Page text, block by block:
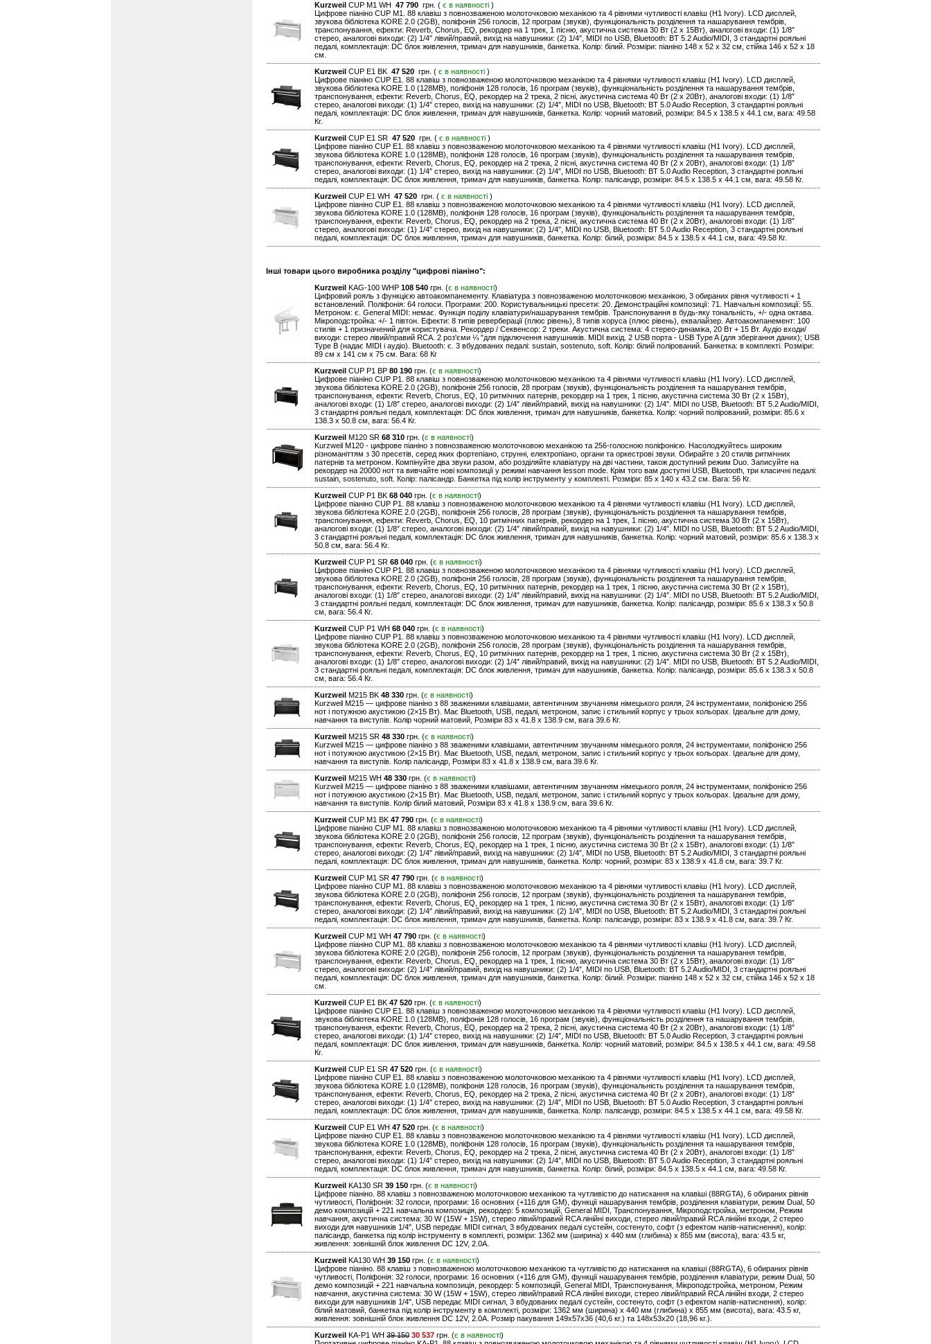
Kurzweil CUP M1 WH 47 790 грн. ( є в наявності )
Цифрове піаніно CUP M1. 88 клавіш з повнозваженою молоточковою механікою та 4 рівнями чутливості клавіш (H1 Ivory). LCD дисплей,
звукова бібліотека KORE 2.0 (2GB), поліфонія 256 голосів, 12 програм (звуків), функціональність розділення та нашарування тембрів,
транспонування, ефекти: Reverb, Chorus, EQ, рекордер на 1 трек, 1 пісню, акустична система 30 Вт (2 x 15Вт), аналогові входи: (1) 1/8″
стерео, аналогові виходи: (2) 1/4″ лівий/правий, вихід на навушники: (2) 1/4″, MIDI по USB, Bluetooth: BT 5.2 Audio/MIDI, 3 стандартні рояльні
педалі, комплектація: DC блок живлення, тримач для навушників, банкетка. Колір: білий. Розміри: піаніно 148 x 52 x 32 см, стійка 146 x 52 x 18
см.
Kurzweil CUP E1 BK 47 520 грн. ( є в наявності )
Цифрове піаніно CUP E1. 88 клавіш з повнозваженою молоточковою механікою та 4 рівнями чутливості клавіш (H1 Ivory). LCD дисплей,
звукова бібліотека KORE 1.0 (128MB), поліфонія 128 голосів, 16 програм (звуків), функціональність розділення та нашарування тембрів,
транспонування, ефекти: Reverb, Chorus, EQ, рекордер на 2 трека, 2 пісні, акустична система 40 Вт (2 x 20Вт), аналогові входи: (1) 1/8″
стерео, аналогові виходи: (1) 1/4″ стерео, вихід на навушники: (2) 1/4″, MIDI по USB, Bluetooth: BT 5.0 Audio Reception, 3 стандартні рояльні
педалі, комплектація: DC блок живлення, тримач для навушників, банкетка. Колір: чорний матовий, розміри: 84.5 х 138.5 х 44.1 см, вага: 49.58
Кг.
Kurzweil CUP E1 SR 47 520 грн. ( є в наявності )
Цифрове піаніно CUP E1. 88 клавіш з повнозваженою молоточковою механікою та 4 рівнями чутливості клавіш (H1 Ivory). LCD дисплей,
звукова бібліотека KORE 1.0 (128MB), поліфонія 128 голосів, 16 програм (звуків), функціональність розділення та нашарування тембрів,
транспонування, ефекти: Reverb, Chorus, EQ, рекордер на 2 трека, 2 пісні, акустична система 40 Вт (2 x 20Вт), аналогові входи: (1) 1/8″
стерео, аналогові виходи: (1) 1/4″ стерео, вихід на навушники: (2) 1/4″, MIDI по USB, Bluetooth: BT 5.0 Audio Reception, 3 стандартні рояльні
педалі, комплектація: DC блок живлення, тримач для навушників, банкетка. Колір: палісандр, розміри: 84.5 х 138.5 х 44.1 см, вага: 49.58 Кг.
Kurzweil CUP E1 WH 47 520 грн. ( є в наявності )
Цифрове піаніно CUP E1. 88 клавіш з повнозваженою молоточковою механікою та 4 рівнями чутливості клавіш (H1 Ivory). LCD дисплей,
звукова бібліотека KORE 1.0 (128MB), поліфонія 128 голосів, 16 програм (звуків), функціональність розділення та нашарування тембрів,
транспонування, ефекти: Reverb, Chorus, EQ, рекордер на 2 трека, 2 пісні, акустична система 40 Вт (2 x 20Вт), аналогові входи: (1) 1/8″
стерео, аналогові виходи: (1) 1/4″ стерео, вихід на навушники: (2) 1/4″, MIDI по USB, Bluetooth: BT 5.0 Audio Reception, 3 стандартні рояльні
педалі, комплектація: DC блок живлення, тримач для навушників, банкетка. Колір: білий, розміри: 84.5 х 138.5 х 44.1 см, вага: 49.58 Кг.
Інші товари цього виробника розділу "цифрові піаніно":
Kurzweil
KAG-100 WHP 108 540 грн. (є в наявності)
Цифровий рояль з функцією автоакомпанементу. Клавіатура з повнозваженою молоточковою механікою, 3 обираних рівня чутливості + 1
встановлений. Поліфонія: 64 голоси. Програми: 200. Користувальницькі пресети: 20. Демонстраційні композиції: 71. Навчальні композиції: 55.
Метроном: є. General MIDI: немає. Функція поділу клавіатури/нашарування тембрів. Транспонування в будь-яку тональність, +/- одна октава.
Мікроподстройка: +/- 1 півтон. Ефекти: 8 типів реверберації (плюс рівень), 8 типів хоруса (плюс рівень), еквалайзер. Автоакомпанемент: 100
стилів + 1 призначений для користувача. Рекордер / Секвенсор: 2 треки. Акустична система: 4 стерео-динаміка, 20 Вт + 15 Вт. Аудіо входи/
виходи: стерео лівий/правий RCA. 2 роз'єми ¼ "для підключення навушників. MIDI вихід. 2 USB порта - USB Type A (для зберігання даних); USB
Type B (надає MIDI і аудіо). Bluetooth: є. 3 вбудованих педалі: sustain, sostenuto, soft. Колір: білий полірований. Банкетка: в комплекті. Розміри:
89 см x 141 см x 75 см. Вага: 68 Кг
Kurzweil CUP P1 BP 80 190 грн. (є в наявності)
Цифрове піаніно CUP P1. 88 клавіш з повнозваженою молоточковою механікою та 4 рівнями чутливості клавіш (H1 Ivory). LCD дисплей,
звукова бібліотека KORE 2.0 (2GB), поліфонія 256 голосів, 28 програм (звуків), функціональність розділення та нашарування тембрів,
транспонування, ефекти: Reverb, Chorus, EQ, 10 ритмічних патернів, рекордер на 1 трек, 1 пісню, акустична система 30 Вт (2 x 15Вт),
аналогові входи: (1) 1/8″ стерео, аналогові виходи: (2) 1/4″ лівий/правий, вихід на навушники: (2) 1/4″. MIDI по USB, Bluetooth: BT 5.2 Audio/MIDI,
3 стандартні рояльні педалі, комплектація: DC блок живлення, тримач для навушників, банкетка. Колір: чорний полірований, розміри: 85.6 х
138.3 х 50.8 см, вага: 56.4 Кг.
Kurzweil M120 SR 68 310 грн. (є в наявності)
Kurzweil M120 - цифрове піаніно з повнозваженою молоточковою механікою та 256-голосною поліфонією. Насолоджуйтесь широким
різноманіттям з 30 пресетів, серед яких фортепіано, струнні, електропіано, органи та оркестрові звуки. Обирайте з 20 стилів ритмічних
патернів та метроном. Компінуйте два звуки разом, або розділяйте клавіатуру на дві частини, також доступний режим Duo. Записуйте на
рекордер на 20000 нот та вивчайте нові композиції у режимі навчання lesson mode. Крім того вам доступні USB, Bluetooth, три класичні педалі:
sustain, sostenuto, soft. Колір: палісандр. Банкетка під колір інструменту у комплекті. Розміри: 85 х 140 x 43.2 см. Вага: 56 Кг.
Kurzweil CUP P1 BK 68 040 грн. (є в наявності)
Цифрове піаніно CUP P1. 88 клавіш з повнозваженою молоточковою механікою та 4 рівнями чутливості клавіш (H1 Ivory). LCD дисплей,
звукова бібліотека KORE 2.0 (2GB), поліфонія 256 голосів, 28 програм (звуків), функціональність розділення та нашарування тембрів,
транспонування, ефекти: Reverb, Chorus, EQ, 10 ритмічних патернів, рекордер на 1 трек, 1 пісню, акустична система 30 Вт (2 x 15Вт),
аналогові входи: (1) 1/8″ стерео, аналогові виходи: (2) 1/4″ лівий/правий, вихід на навушники: (2) 1/4″. MIDI по USB, Bluetooth: BT 5.2 Audio/MIDI,
3 стандартні рояльні педалі, комплектація: DC блок живлення, тримач для навушників, банкетка. Колір: чорний матовий, розміри: 85.6 х 138.3 х
50.8 см, вага: 56.4 Кг.
Kurzweil CUP P1 SR 68 040 грн. (є в наявності)
Цифрове піаніно CUP P1. 88 клавіш з повнозваженою молоточковою механікою та 4 рівнями чутливості клавіш (H1 Ivory). LCD дисплей,
звукова бібліотека KORE 2.0 (2GB), поліфонія 256 голосів, 28 програм (звуків), функціональність розділення та нашарування тембрів,
транспонування, ефекти: Reverb, Chorus, EQ, 10 ритмічних патернів, рекордер на 1 трек, 1 пісню, акустична система 30 Вт (2 x 15Вт),
аналогові входи: (1) 1/8″ стерео, аналогові виходи: (2) 1/4″ лівий/правий, вихід на навушники: (2) 1/4″. MIDI по USB, Bluetooth: BT 5.2 Audio/MIDI,
3 стандартні рояльні педалі, комплектація: DC блок живлення, тримач для навушників, банкетка. Колір: палісандр, розміри: 85.6 х 138.3 х 50.8
см, вага: 56.4 Кг.
Kurzweil CUP P1 WH 68 040 грн. (є в наявності)
Цифрове піаніно CUP P1. 88 клавіш з повнозваженою молоточковою механікою та 4 рівнями чутливості клавіш (H1 Ivory). LCD дисплей,
звукова бібліотека KORE 2.0 (2GB), поліфонія 256 голосів, 28 програм (звуків), функціональність розділення та нашарування тембрів,
транспонування, ефекти: Reverb, Chorus, EQ, 10 ритмічних патернів, рекордер на 1 трек, 1 пісню, акустична система 30 Вт (2 x 15Вт),
аналогові входи: (1) 1/8″ стерео, аналогові виходи: (2) 1/4″ лівий/правий, вихід на навушники: (2) 1/4″. MIDI по USB, Bluetooth: BT 5.2 Audio/MIDI,
3 стандартні рояльні педалі, комплектація: DC блок живлення, тримач для навушників, банкетка. Колір: палісандр, розміри: 85.6 х 138.3 х 50.8
см, вага: 56.4 Кг.
Kurzweil M215 BK 48 330 грн. (є в наявності)
Kurzweil M215 — цифрове піаніно з 88 зваженими клавішами, автентичним звучанням німецького рояля, 24 інструментами, поліфонією 256
нот і потужною акустикою (2×15 Вт). Має Bluetooth, USB, педалі, метроном, запис і стильний корпус у трьох кольорах. Ідеальне для дому,
навчання та виступів. Колір чорний матовий, Розміри 83 х 41.8 х 138.9 см, вага 39.6 Кг.
Kurzweil M215 SR 48 330 грн. (є в наявності)
Kurzweil M215 — цифрове піаніно з 88 зваженими клавішами, автентичним звучанням німецького рояля, 24 інструментами, поліфонією 256
нот і потужною акустикою (2×15 Вт). Має Bluetooth, USB, педалі, метроном, запис і стильний корпус у трьох кольорах. Ідеальне для дому,
навчання та виступів. Колір палісандр, Розміри 83 х 41.8 х 138.9 см, вага 39.6 Кг.
Kurzweil M215 WH 48 330 грн. (є в наявності)
Kurzweil M215 — цифрове піаніно з 88 зваженими клавішами, автентичним звучанням німецького рояля, 24 інструментами, поліфонією 256
нот і потужною акустикою (2×15 Вт). Має Bluetooth, USB, педалі, метроном, запис і стильний корпус у трьох кольорах. Ідеальне для дому,
навчання та виступів. Колір білий матовий, Розміри 83 х 41.8 х 138.9 см, вага 39.6 Кг.
Kurzweil CUP M1 BK 47 790 грн. (є в наявності)
Цифрове піаніно CUP M1. 88 клавіш з повнозваженою молоточковою механікою та 4 рівнями чутливості клавіш (H1 Ivory). LCD дисплей,
звукова бібліотека KORE 2.0 (2GB), поліфонія 256 голосів, 12 програм (звуків), функціональність розділення та нашарування тембрів,
транспонування, ефекти: Reverb, Chorus, EQ, рекордер на 1 трек, 1 пісню, акустична система 30 Вт (2 x 15Вт), аналогові входи: (1) 1/8″
стерео, аналогові виходи: (2) 1/4″ лівий/правий, вихід на навушники: (2) 1/4″, MIDI по USB, Bluetooth: BT 5.2 Audio/MIDI, 3 стандартні рояльні
педалі, комплектація: DC блок живлення, тримач для навушників, банкетка. Колір: чорний, розміри: 83 х 138.9 х 41.8 см, вага: 39.7 Кг.
Kurzweil CUP M1 SR 47 790 грн. (є в наявності)
Цифрове піаніно CUP M1. 88 клавіш з повнозваженою молоточковою механікою та 4 рівнями чутливості клавіш (H1 Ivory). LCD дисплей,
звукова бібліотека KORE 2.0 (2GB), поліфонія 256 голосів, 12 програм (звуків), функціональність розділення та нашарування тембрів,
транспонування, ефекти: Reverb, Chorus, EQ, рекордер на 1 трек, 1 пісню, акустична система 30 Вт (2 x 15Вт), аналогові входи: (1) 1/8″
стерео, аналогові виходи: (2) 1/4″ лівий/правий, вихід на навушники: (2) 1/4″, MIDI по USB, Bluetooth: BT 5.2 Audio/MIDI, 3 стандартні рояльні
педалі, комплектація: DC блок живлення, тримач для навушників, банкетка. Колір: палісандр, розміри: 83 х 138.9 х 41.8 см, вага: 39.7 Кг.
Kurzweil CUP M1 WH 47 790 грн. (є в наявності)
Цифрове піаніно CUP M1. 88 клавіш з повнозваженою молоточковою механікою та 4 рівнями чутливості клавіш (H1 Ivory). LCD дисплей,
звукова бібліотека KORE 2.0 (2GB), поліфонія 256 голосів, 12 програм (звуків), функціональність розділення та нашарування тембрів,
транспонування, ефекти: Reverb, Chorus, EQ, рекордер на 1 трек, 1 пісню, акустична система 30 Вт (2 x 15Вт), аналогові входи: (1) 1/8″
стерео, аналогові виходи: (2) 1/4″ лівий/правий, вихід на навушники: (2) 1/4″, MIDI по USB, Bluetooth: BT 5.2 Audio/MIDI, 3 стандартні рояльні
педалі, комплектація: DC блок живлення, тримач для навушників, банкетка. Колір: білий. Розміри: піаніно 148 x 52 x 32 см, стійка 146 x 52 x 18
см.
Kurzweil CUP E1 BK 47 520 грн. (є в наявності)
Цифрове піаніно CUP E1. 88 клавіш з повнозваженою молоточковою механікою та 4 рівнями чутливості клавіш (H1 Ivory). LCD дисплей,
звукова бібліотека KORE 1.0 (128MB), поліфонія 128 голосів, 16 програм (звуків), функціональність розділення та нашарування тембрів,
транспонування, ефекти: Reverb, Chorus, EQ, рекордер на 2 трека, 2 пісні, акустична система 40 Вт (2 x 20Вт), аналогові входи: (1) 1/8″
стерео, аналогові виходи: (1) 1/4″ стерео, вихід на навушники: (2) 1/4″, MIDI по USB, Bluetooth: BT 5.0 Audio Reception, 3 стандартні рояльні
педалі, комплектація: DC блок живлення, тримач для навушників, банкетка. Колір: чорний матовий, розміри: 84.5 х 138.5 х 44.1 см, вага: 49.58
Кг.
Kurzweil CUP E1 SR 47 520 грн. (є в наявності)
Цифрове піаніно CUP E1. 88 клавіш з повнозваженою молоточковою механікою та 4 рівнями чутливості клавіш (H1 Ivory). LCD дисплей,
звукова бібліотека KORE 1.0 (128MB), поліфонія 128 голосів, 16 програм (звуків), функціональність розділення та нашарування тембрів,
транспонування, ефекти: Reverb, Chorus, EQ, рекордер на 2 трека, 2 пісні, акустична система 40 Вт (2 x 20Вт), аналогові входи: (1) 1/8″
стерео, аналогові виходи: (1) 1/4″ стерео, вихід на навушники: (2) 1/4″, MIDI по USB, Bluetooth: BT 5.0 Audio Reception, 3 стандартні рояльні
педалі, комплектація: DC блок живлення, тримач для навушників, банкетка. Колір: палісандр, розміри: 84.5 х 138.5 х 44.1 см, вага: 49.58 Кг.
Kurzweil CUP E1 WH 47 520 грн. (є в наявності)
Цифрове піаніно CUP E1. 88 клавіш з повнозваженою молоточковою механікою та 4 рівнями чутливості клавіш (H1 Ivory). LCD дисплей,
звукова бібліотека KORE 1.0 (128MB), поліфонія 128 голосів, 16 програм (звуків), функціональність розділення та нашарування тембрів,
транспонування, ефекти: Reverb, Chorus, EQ, рекордер на 2 трека, 2 пісні, акустична система 40 Вт (2 x 20Вт), аналогові входи: (1) 1/8″
стерео, аналогові виходи: (1) 1/4″ стерео, вихід на навушники: (2) 1/4″, MIDI по USB, Bluetooth: BT 5.0 Audio Reception, 3 стандартні рояльні
педалі, комплектація: DC блок живлення, тримач для навушників, банкетка. Колір: білий, розміри: 84.5 х 138.5 х 44.1 см, вага: 49.58 Кг.
Kurzweil
KA130 SR 39 150 грн. (є в наявності)
Цифрове піаніно. 88 клавіш з повнозваженою молоточковою механікою та чутливістю до натискання на клавіші (88RGTA), 6 обираних рівнів
чутливості, Поліфонія: 32 голоси, програми: 16 основних (+116 для GM), функції нашарування тембрів, розділення клавіатури, режим Dual, 50
демо композицій + 221 навчальна композиція, рекордер: 5 композицій, General MIDI, Транспонування, Мікроподстройка, метроном, Режим
навчання, акустична система: 30 W (15W + 15W), стерео лівий/правий RCA лінійні виходи, стерео лівий/правий RCA лінійні входи, 2 стерео
виходи для навушників 1/4", USB передає MIDI сигнал, 3 вбудованих педалі сустейн, состенуто, софт (з ефектом напів-натиснення), колір:
палісандр, банкетка під колір інструменту в комплекті, розміри: 1362 мм (ширина) x 440 мм (глибина) x 855 мм (висота), вага: 43.5 кг,
живлення: зовнішній блок живлення DC 12V, 2.0A.
Kurzweil
KA130 WH 39 150 грн. (є в наявності)
Цифрове піаніно. 88 клавіш з повнозваженою молоточковою механікою та чутливістю до натискання на клавіші (88RGTA), 6 обираних рівнів
чутливості, Поліфонія: 32 голоси, програми: 16 основних (+116 для GM), функції нашарування тембрів, розділення клавіатури, режим Dual, 50
демо композицій + 221 навчальна композиція, рекордер: 5 композицій, General MIDI, Транспонування, Мікроподстройка, метроном, Режим
навчання, акустична система: 30 W (15W + 15W), стерео лівий/правий RCA лінійні виходи, стерео лівий/правий RCA лінійні входи, 2 стерео
виходи для навушників 1/4", USB передає MIDI сигнал, 3 вбудованих педалі сустейн, состенуто, софт (з ефектом напів-натиснення), колір:
білий матовий, банкетка під колір інструменту в комплекті, розміри: 1362 мм (ширина) x 440 мм (глибина) x 855 мм (висота), вага: 43.5 кг,
живлення: зовнішній блок живлення DC 12V, 2.0A. Розмір пакування 149х57х36 (40,6 кг.) та 148х53х20 (18,96 кг.).
Kurzweil
KA-P1 WH 39 150 30 537 грн. (є в наявності)